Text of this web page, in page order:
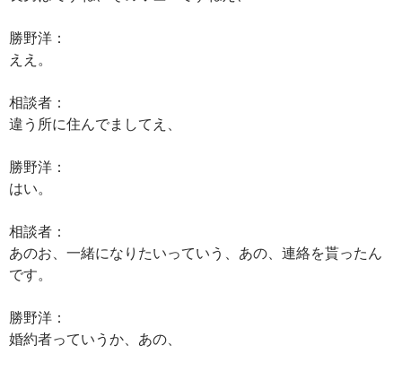
勝野洋：
ええ。
相談者：
違う所に住んでましてえ、
勝野洋：
はい。
相談者：
あのお、一緒になりたいっていう、あの、連絡を貰ったん
です。
勝野洋：
婚約者っていうか、あの、